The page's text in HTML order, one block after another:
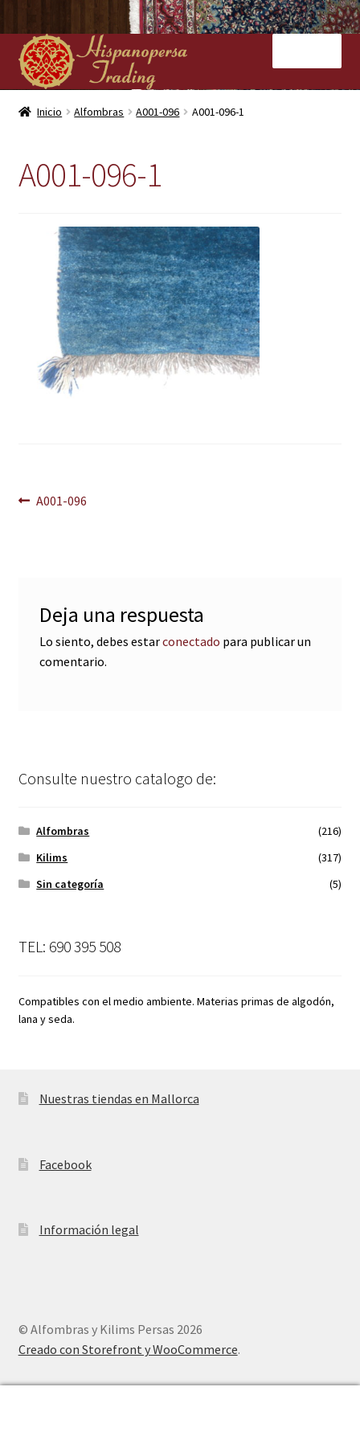
Ir
a
la
navegación
Ir
al
contenido
Inicio
Contacto
Inicio Alfombras A001-096 A001-096-1
A001-096-1
Navegación
Anterior:
A001-096
Deja una respuesta
Lo siento, debes estarconectado para publicar un
comentario.
Consulte nuestro catalogo de:
Alfombras
(216)
Kilims
(317)
Sin categoría
(5)
TEL: 690 395 508
Compatibles con el medio ambiente. Materias primas de algodón,
lana y seda.
Nuestras tiendas en Mallorca
Facebook
Información legal
© Alfombras y Kilims Persas 2026
Creado con Storefront y WooCommerce.